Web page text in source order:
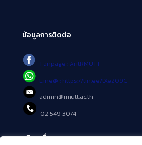
ข้อมูลการติดต่อ
Fanpage : AritRMUTT
Line@ : https://lin.ee/tXe209C
admin@rmutt.ac.th
02 549 3074
บริการอื่นๆ ของ สวส.